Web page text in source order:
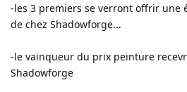
-les 3 premiers se verront offrir une
de chez Shadowforge...
-le vainqueur du prix peinture
Shadowforge